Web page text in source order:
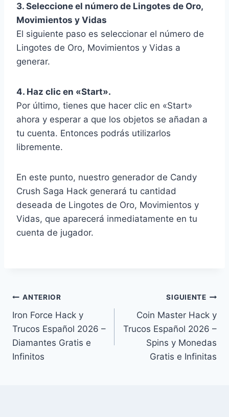
3. Seleccione el número de Lingotes de Oro,
Movimientos y Vidas
El siguiente paso es seleccionar el número de
Lingotes de Oro, Movimientos y Vidas a
generar.
4. Haz clic en «Start».
Por último, tienes que hacer clic en «Start»
ahora y esperar a que los objetos se añadan a
tu cuenta. Entonces podrás utilizarlos
libremente.
En este punto, nuestro generador de Candy
Crush Saga Hack generará tu cantidad
deseada de Lingotes de Oro, Movimientos y
Vidas, que aparecerá inmediatamente en tu
cuenta de jugador.
Navegación
de
entradas
ANTERIOR
Iron Force Hack y
Trucos Español 2026 –
Diamantes Gratis e
Infinitos
SIGUIENTE
Coin Master Hack y
Trucos Español 2026 –
Spins y Monedas
Gratis e Infinitas